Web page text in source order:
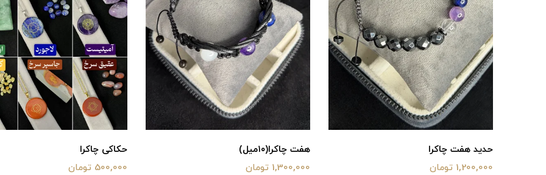
حدید هفت چاکرا
1,200,000 تومان
هفت چاکرا(۱۰میل)
1,300,000 تومان
حکاکی چاکرا
500,000 تومان